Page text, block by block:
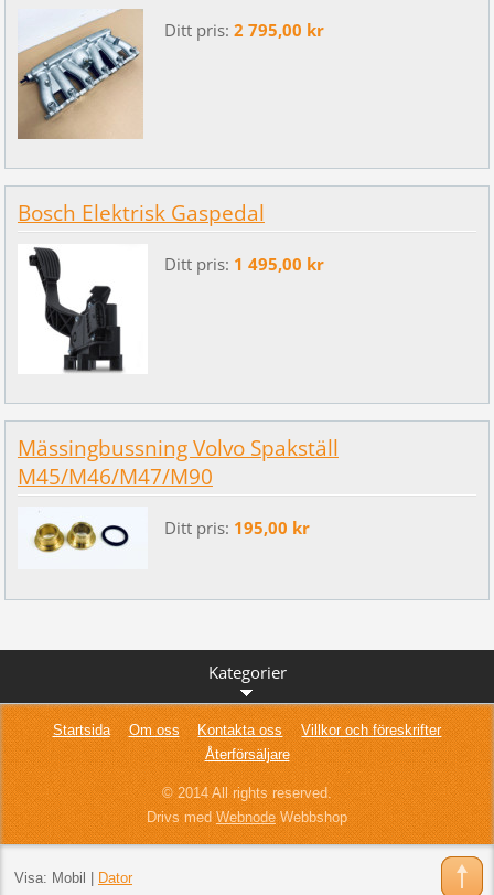
Ditt pris: 2 795,00 kr
Bosch Elektrisk Gaspedal
Ditt pris: 1 495,00 kr
Mässingbussning Volvo Spakställ
M45/M46/M47/M90
Ditt pris: 195,00 kr
Kategorier
Startsida Om oss Kontakta oss
Villkor och föreskrifter
Återförsäljare
© 2014 All rights reserved.
Drivs medWebnodeWebbshop
Visa: Mobil Dator